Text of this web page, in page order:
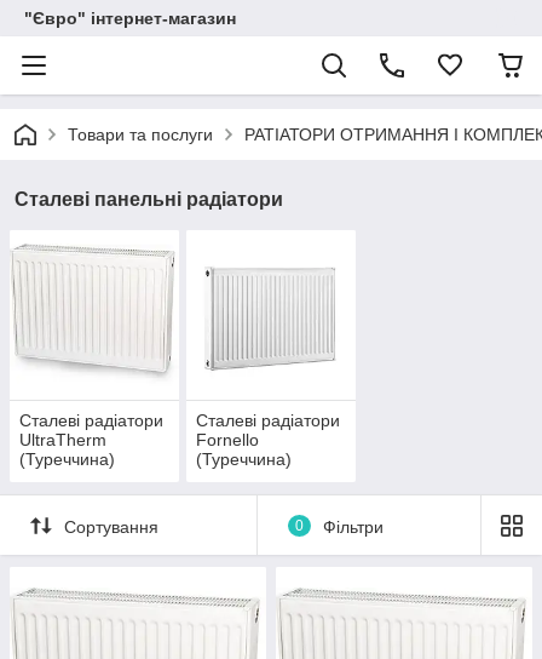
"Євро" інтернет-магазин
Товари та послуги РАТІАТОРИ ОТРИМАННЯ І
Сталеві панельні радіатори
Сталеві радіатори
UltraTherm
(Туреччина)
Сталеві радіатори
Fornello
(Туреччина)
Сортування 0 Фільтри